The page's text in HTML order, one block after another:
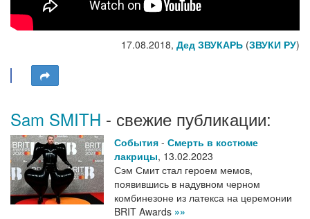
17.08.2018, Дед ЗВУКАРЬ (ЗВУКИ РУ)
Sam SMITH - свежие публикации:
События - Смерть в костюме
лакрицы, 13.02.2023
Сэм Смит стал героем мемов,
появившись в надувном черном
комбинезоне из латекса на церемонии
BRIT Awards »»